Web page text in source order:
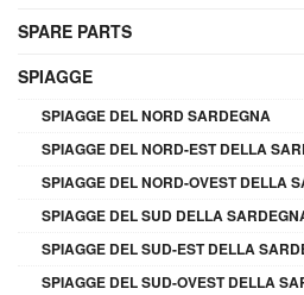
SPARE PARTS
SPIAGGE
SPIAGGE DEL NORD SARDEGNA
SPIAGGE DEL NORD-EST DELLA
SPIAGGE DEL NORD-OVEST DELLA
SPIAGGE DEL SUD DELLA
SPIAGGE DEL SUD-EST DELLA
SPIAGGE DEL SUD-OVEST DELLA